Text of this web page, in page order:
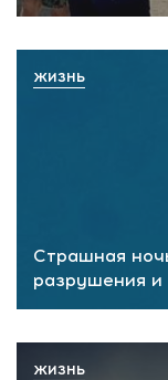
Страшная
разрушения
ЖИЗНЬ
ЖИЗНЬ